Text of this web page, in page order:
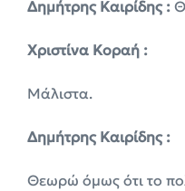
Δημήτρης Καιρίδης :
Χριστίνα Κοραή :
Μάλιστα.
Δημήτρης Καιρίδης :
Θεωρώ όμως ότι το